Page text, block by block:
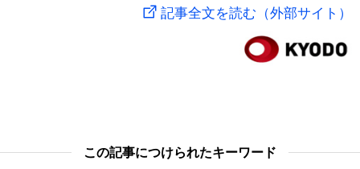
記事全文を読む（外部サイト）
この記事につけられたキーワード